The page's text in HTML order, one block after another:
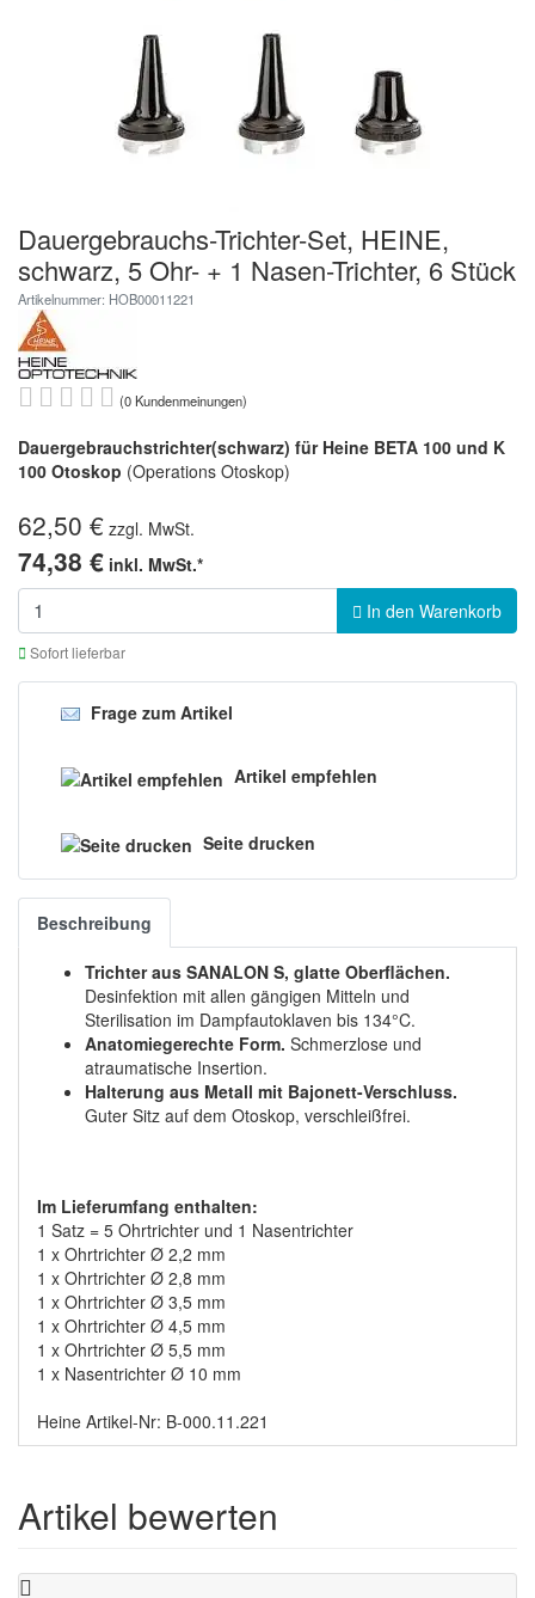
Dauergebrauchs-Trichter-Set, HEINE,
schwarz, 5 Ohr- + 1 Nasen-Trichter, 6 Stück
Artikelnummer: HOB00011221
(0 Kundenmeinungen)
Dauergebrauchstrichter(schwarz) für Heine BETA 100 und K
100 Otoskop (Operations Otoskop)
62,50 € zzgl. MwSt.
74,38 € inkl. MwSt.*
In den Warenkorb
Sofort lieferbar
Frage zum Artikel
Artikel empfehlen
Seite drucken
Beschreibung
Trichter aus SANALON S, glatte Oberflächen.
Desinfektion mit allen gängigen Mitteln und
Sterilisation im Dampfautoklaven bis 134°C.
Anatomiegerechte Form. Schmerzlose und
atraumatische Insertion.
Halterung aus Metall mit Bajonett-Verschluss.
Guter Sitz auf dem Otoskop, verschleißfrei.
Im Lieferumfang enthalten:
1 Satz = 5 Ohrtrichter und 1 Nasentrichter
1 x Ohrtrichter Ø 2,2 mm
1 x Ohrtrichter Ø 2,8 mm
1 x Ohrtrichter Ø 3,5 mm
1 x Ohrtrichter Ø 4,5 mm
1 x Ohrtrichter Ø 5,5 mm
1 x Nasentrichter Ø 10 mm
Heine Artikel-Nr: B-000.11.221
Artikel bewerten